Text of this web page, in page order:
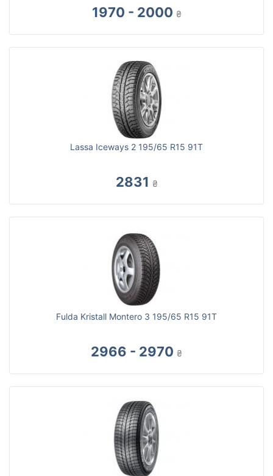
1970 - 2000 ₴
Lassa Iceways 2 195/65 R15 91T
2831 ₴
Fulda Kristall Montero 3 195/65 R15 91T
2966 - 2970 ₴